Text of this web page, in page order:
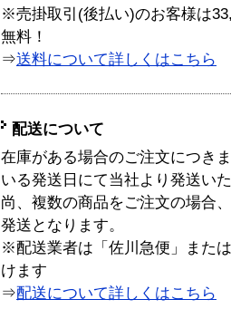
※売掛取引(後払い)のお客様は
無料！
⇒送料について詳しくはこちら
配送について
在庫がある場合のご注文につき
いる発送日にて当社より発送い
尚、複数の商品をご注文の場合
発送となります。
※配送業者は「佐川急便」また
けます
⇒配送について詳しくはこちら